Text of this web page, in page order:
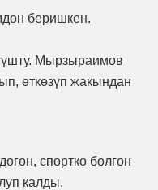
беришкен.
Мырзыраимов
өткөзүп жакындан
спортко болгон
калды.